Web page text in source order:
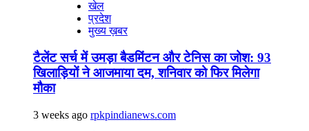
खेल
प्रदेश
मुख्य ख़बर
टैलेंट सर्च में उमड़ा बैडमिंटन और टेनिस का जोश: 93
खिलाड़ियों ने आजमाया दम, शनिवार को फिर मिलेगा
मौका
3 weeks ago rpkpindianews.com